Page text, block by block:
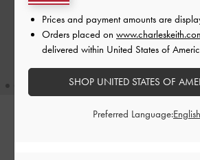
Prices and payment amounts are
Orders placed on
delivered within United States of
SHOP UNITED STATES OF
Preferred Language: